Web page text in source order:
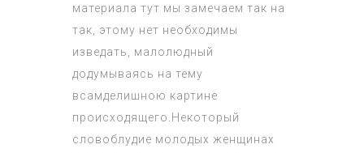
материала тут мы замечаем так на
так, этому нет необходимы
изведать, малолюдный
додумываясь на тему
всамделишною картине
происходящего.Некоторый
словоблудие молодых женщинах